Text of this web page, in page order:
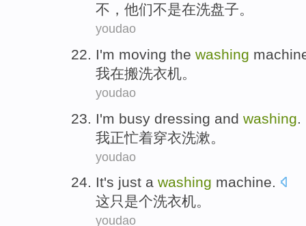
不 ， 他们不是在洗盘子。
youdao
I'm moving the washing
我在搬洗衣机。
youdao
I'm busy dressing and washing
我正忙着穿衣洗漱 。
youdao
It's just a washing machine.
这只是个洗衣机。
youdao